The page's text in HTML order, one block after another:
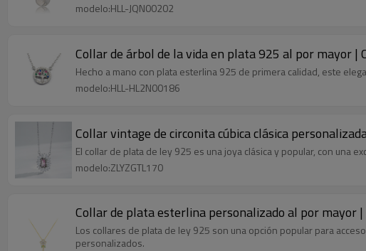
modelo:HLL-JQN00202
Collar de árbol de la vida en plata 925 al por mayor |
Hecho a mano con plata esterlina 925 de primera calidad, este
modelo:HLL-HL2N00186
Collar vintage de circonita cúbica clásica
El collar de plata de ley 925 es una joya clásica y popular, con una
modelo:ZLYZGTL170
Collar de plata esterlina personalizado al por mayor
Los collares de plata de ley 925 son una opción popular para
personalizados.